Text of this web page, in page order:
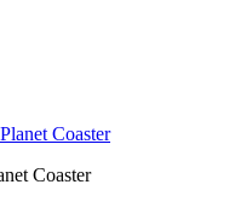
Coaster